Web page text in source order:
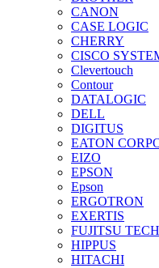
CANON
CASE LOGIC
CHERRY
CISCO
Clevertouch
Contour
DATALOGIC
DELL
DIGITUS
EATON
EIZO
EPSON
Epson
ERGOTRON
EXERTIS
FUJITSU
HIPPUS
HITACHI